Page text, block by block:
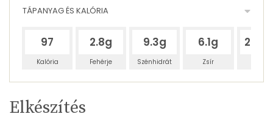
TÁPANYAG ÉS KALÓRIA
97
Kalória
2.8g
Fehérje
9.3g
Szénhidrát
6.1g
Zsír
Egy
adagban
TÁPANYAGTARTALOM
Elkészítés